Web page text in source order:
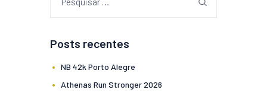
Posts recentes
NB 42k Porto Alegre
Athenas Run Stronger 2026